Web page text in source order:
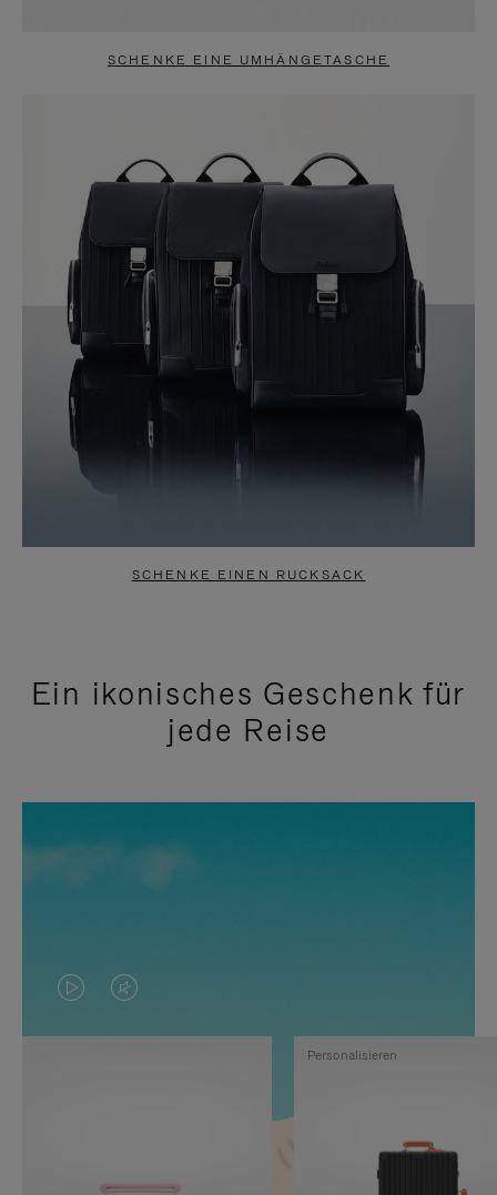
SCHENKE EINE UMHÄNGETASCHE
SCHENKE EINEN RUCKSACK
Ein ikonisches Geschenk für
jede Reise
DAS
VIDEO
VIDEO
IST
Personalisieren